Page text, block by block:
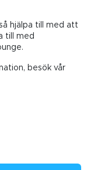
hjälpa till med att
till med
besök vår